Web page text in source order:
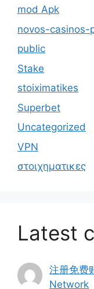
mod Apk
novos-casinos-
public
Stake
stoiximatikes
Superbet
Uncategorized
VPN
στοιχηματικες
Latest
注册免费
Network